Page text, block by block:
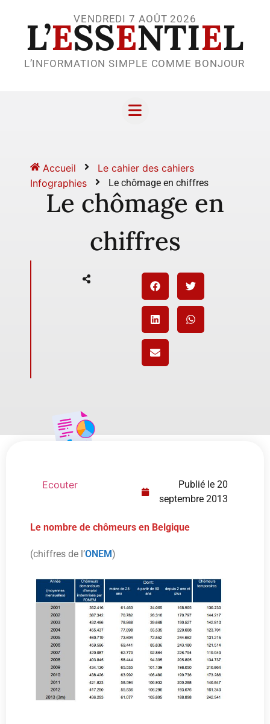
VENDREDI 7 AOÛT 2026
L’ESSENTIEL
L’INFORMATION SIMPLE COMME BONJOUR
Accueil
Le cahier des cahiers
Infographies
Le chômage en chiffres
Le chômage en
chiffres
Ecouter Publié le 20
septembre 2013
Le nombre de chômeurs en Belgique
(chiffres de l’ONEM)